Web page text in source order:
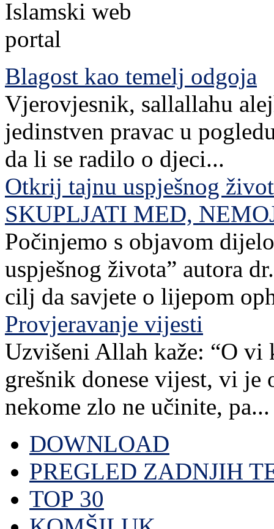
Blagost kao temelj odgoja
Vjerovjesnik, sallallahu
jedinstven pravac u
da li se radilo o djeci...
Otkrij tajnu uspješnog
SKUPLJATI MED,
Počinjemo s objavom
uspješnog života” autora
cilj da savjete o lijepom
Provjeravanje vijesti
Uzvišeni Allah kaže: “O
grešnik donese vijest, vi je
nekome zlo ne učinite, pa...
DOWNLOAD
PREGLED ZADNJIH
TOP 30